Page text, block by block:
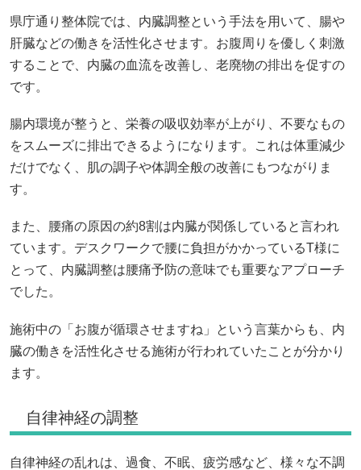
県庁通り整体院では、内臓調整という手法を用いて、腸や
肝臓などの働きを活性化させます。お腹周りを優しく刺激
することで、内臓の血流を改善し、老廃物の排出を促すの
です。
腸内環境が整うと、栄養の吸収効率が上がり、不要なもの
をスムーズに排出できるようになります。これは体重減少
だけでなく、肌の調子や体調全般の改善にもつながりま
す。
また、腰痛の原因の約8割は内臓が関係していると言われ
ています。デスクワークで腰に負担がかかっているT様に
とって、内臓調整は腰痛予防の意味でも重要なアプローチ
でした。
施術中の「お腹が循環させますね」という言葉からも、内
臓の働きを活性化させる施術が行われていたことが分かり
ます。
自律神経の調整
自律神経の乱れは、過食、不眠、疲労感など、様々な不調